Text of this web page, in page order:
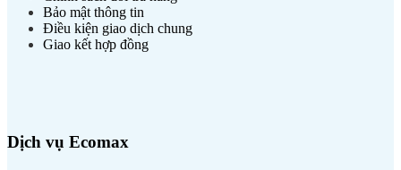
Bảo mật thông tin
Điều kiện giao dịch chung
Giao kết hợp đồng
Dịch vụ Ecomax